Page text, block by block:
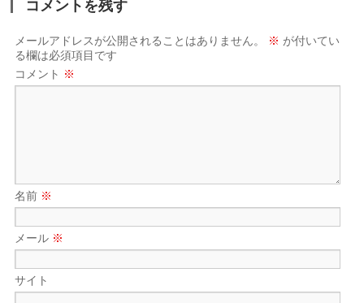
コメントを残す
メールアドレスが公開されることはありません。 ※ が付いてい
る欄は必須項目です
コメント ※
名前 ※
メール ※
サイト